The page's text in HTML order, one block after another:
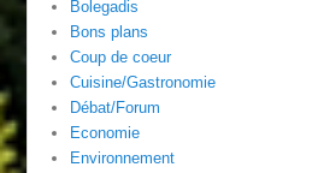
Bolegadis
Bons plans
Coup de coeur
Cuisine/Gastronomie
Débat/Forum
Economie
Environnement